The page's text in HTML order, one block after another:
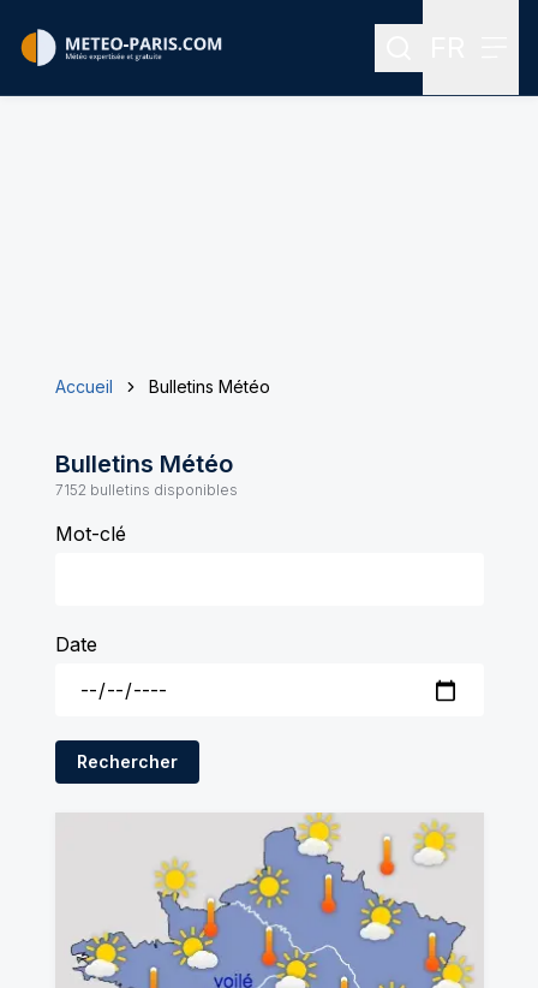
Rechercher
Accueil Bulletins Météo
Bulletins Météo
7152 bulletins disponibles
Mot-clé
Date
Rechercher